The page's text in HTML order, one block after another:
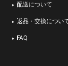
配送について
返品・交換につい
FAQ